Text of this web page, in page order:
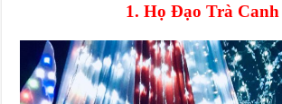
1. Họ Đạo Trà Canh